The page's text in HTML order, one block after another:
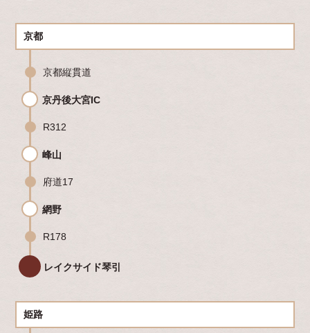
京都
京都縦貫道
京丹後大宮IC
R312
峰山
府道17
網野
R178
レイクサイド琴引
姫路